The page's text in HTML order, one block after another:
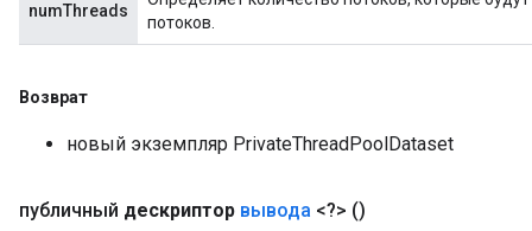
numThreads
потоков.
Возврат
новый экземпляр PrivateThreadPoolDataset
публичный дескриптор вывода <?> ()